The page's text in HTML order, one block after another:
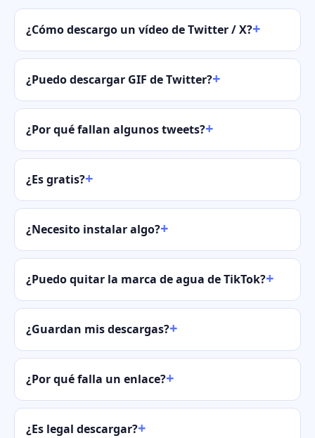
¿Cómo descargo un vídeo de Twitter / X?
¿Puedo descargar GIF de Twitter?
¿Por qué fallan algunos tweets?
¿Es gratis?
¿Necesito instalar algo?
¿Puedo quitar la marca de agua de TikTok?
¿Guardan mis descargas?
¿Por qué falla un enlace?
¿Es legal descargar?